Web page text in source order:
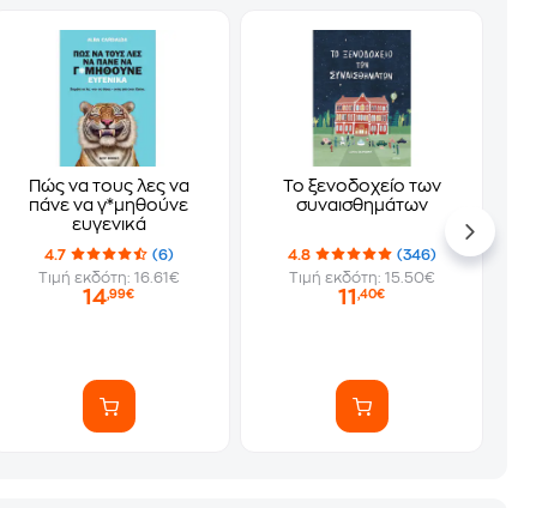
Πώς να τους λες να
πάνε να γ*μηθούνε
ευγενικά
4.7
(6)
Τιμή εκδότη: 16.61€
14,99€
Το ξενοδοχείο των
συναισθημάτων
4.8
(346)
Τιμή εκδότη: 15.50€
11,40€